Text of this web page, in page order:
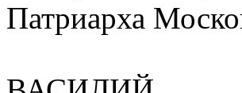
Патриарха